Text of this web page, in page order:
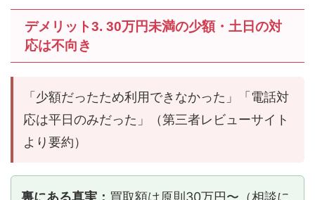
デメリット3. 30万円未満の少額・土日の対
応は不向き
「少額だったため利用できなかった」「電話対
応は平日のみだった」（第三者レビューサイト
より要約）